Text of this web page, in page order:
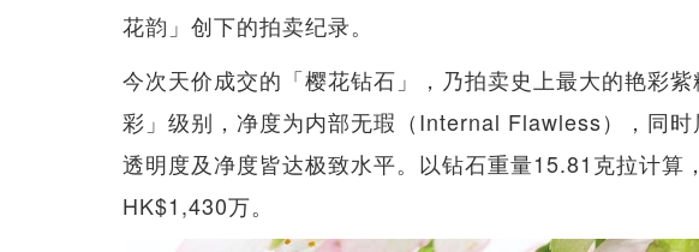
花韵」创下的拍卖纪录。
今次天价成交的「樱花钻石」，乃拍卖史上最大的艳彩
彩」级别，净度为内部无瑕（Internal Flawless），同时
透明度及净度皆达极致水平。以钻石重量15.81克拉计算
HK$1,430万。